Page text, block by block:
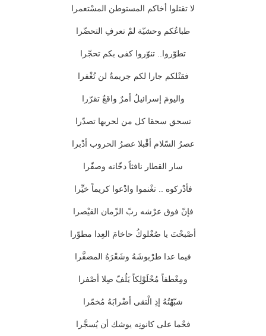
لا تقتلوا أخاكم المستوطن المسْتعمرا
طباعُكم وحشيّة لمْ تعرفِ التحضّرا
تطوّروا.. تنوّروا كفى بكم تحجّرا
فقتْلكم جارا لكم جريمةٌ لن تُغْفرا
واليومَ إسرائيلُ أمرٌ واقعٌ تقرّرا
تسحق سحقا كل من لحربها تصدّرا
عصرُ السّلام أقْبلا عصرُ الحروب أدْبرا
سار القطار نافثاً دخّانه وصفّرا
فأدْركوه .. تغْنموا وادْعوا كريماً خيِّرا
فإنّ فوق عرْشه ربّ الزّمان القيْصرا
أصْبحْتَ يا صُعْلوكُ حاخامَ العِدا مطوّرا
فيما عدا طرْبوشَهُ وشَعْرَهُ المضفَّرا
ومِعْطفاً مُحْلَوْلِكاً يَلُفّ صِلا أصْفرا
شبّهْتُهُ إذِ الْتقى أضْرابَهُ مُخمّرا
فحْما على كانونِه يوشك أن يُسجَّرا